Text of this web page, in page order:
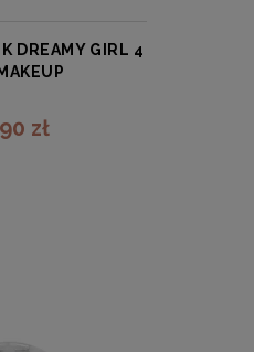
DREAMY GIRL 4
IBRA zł